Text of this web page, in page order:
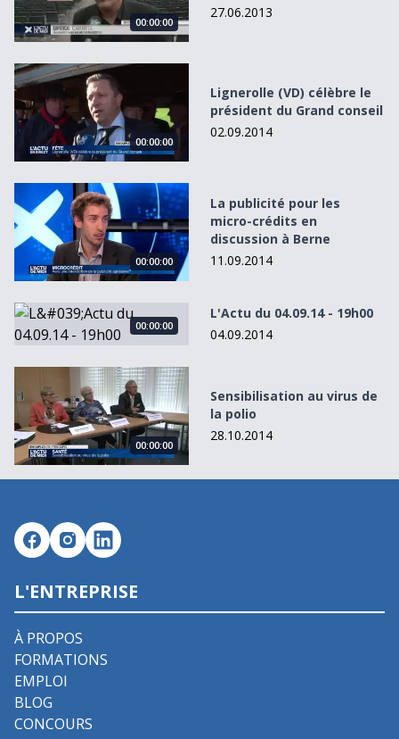
00:00:00
27.06.2013
Lignerolle (VD) célèbre le président du Grand conseil
00:00:00
Lignerolle (VD) célèbre le
président du Grand conseil
02.09.2014
La publicité pour les micro-crédits en discussion à Berne
00:00:00
La publicité pour les
micro-crédits en
discussion à Berne
11.09.2014
L&#039;Actu du 04.09.14 - 19h00
00:00:00
L'Actu du 04.09.14 - 19h00
04.09.2014
Sensibilisation au virus de la polio
00:00:00
Sensibilisation au virus de
la polio
28.10.2014
L'ENTREPRISE
À PROPOS
FORMATIONS
EMPLOI
BLOG
CONCOURS